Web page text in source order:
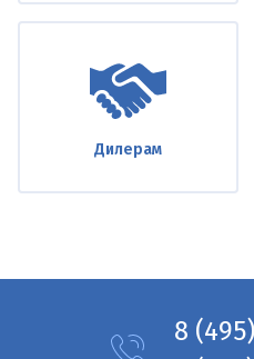
Дилерам
8 (495)